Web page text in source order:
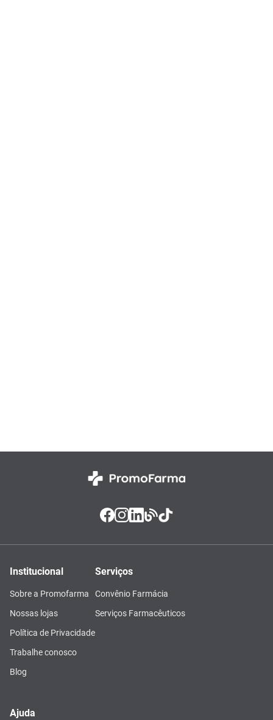
Institucional
Sobre a Promofarma
Nossas lojas
Política de Privacidade
Trabalhe conosco
Blog
Serviços
Convênio Farmácia
Serviços Farmacêuticos
Ajuda